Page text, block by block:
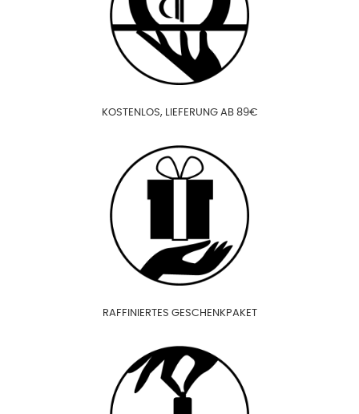
KOSTENLOS, LIEFERUNG AB 89€
RAFFINIERTES GESCHENKPAKET